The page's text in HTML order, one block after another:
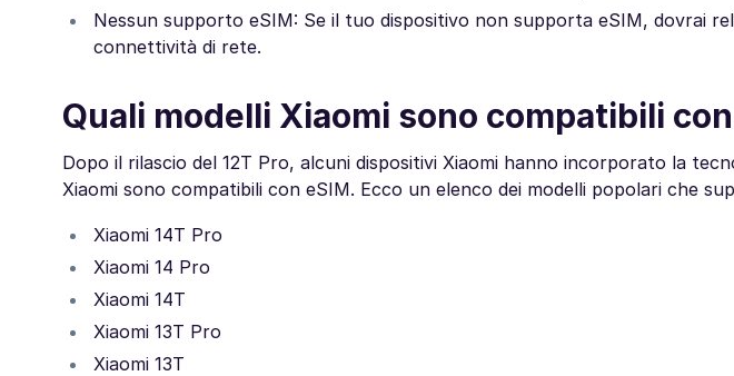
Nessun supporto eSIM: Se il tuo dispositivo non supporta eSIM, dovrai
connettività di rete.
Quali modelli Xiaomi sono compatibili
Dopo il rilascio del 12T Pro, alcuni dispositivi Xiaomi hanno incorporato la
Xiaomi sono compatibili con eSIM. Ecco un elenco dei modelli popolari che
Xiaomi 14T Pro
Xiaomi 14 Pro
Xiaomi 14T
Xiaomi 13T Pro
Xiaomi 13T